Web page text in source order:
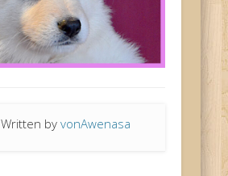
Written byvonAwenasa